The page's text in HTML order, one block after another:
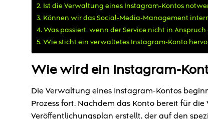
Ist die Verwaltung eines Instagram-Kontos
Können wir das Social-Media-Management
Was passiert, wenn der Service nicht in
Wie sticht ein verwaltetes Instagram-Konto
Wie wird ein Instagram-
Die Verwaltung eines Instagram-Kontos
Prozess fort. Nachdem das Konto bereit für
Veröffentlichungsplan erstellt, der auf den